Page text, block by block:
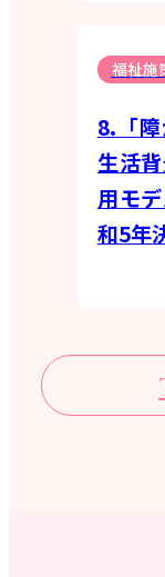
福祉施
8.「
生活
用モ
和5年